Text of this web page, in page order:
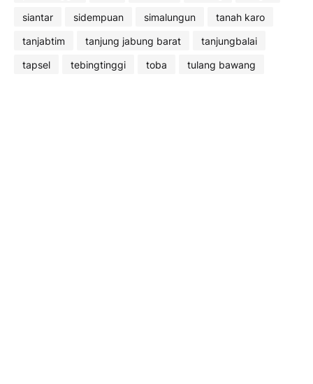
siantar
sidempuan simalungun
tanah karo
tanjabtim
tanjung jabung barat
tanjungbalai
tapsel
tebingtinggi toba tulang bawang